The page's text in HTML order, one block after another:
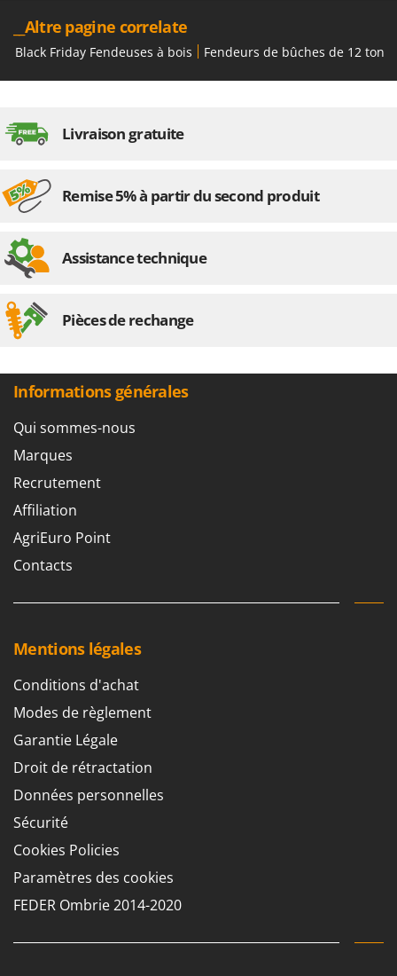
Smeg
Snapper
Spiralmac
Spyro
Stiga
Stocker
T
TecnoGen
Tellarini Pompe
Telwin
Tenco
Tineco
Titania
Tornado
Tre Spade
Troy-Bilt
U
Unger
V
Verdemax
Vesco
Volpi
W
Waldner
Weber
__Altre pagine correlate
Black Friday Fendeuses à bois Fendeurs de bûches de 12
Livraison gratuite
Remise 5% à partir du second produit
Assistance technique
Pièces de rechange
Informations générales
Qui sommes-nous
Marques
Recrutement
Affiliation
AgriEuro Point
Contacts
Mentions légales
Conditions d'achat
Modes de règlement
Garantie Légale
Droit de rétractation
Données personnelles
Sécurité
Cookies Policies
Paramètres des cookies
FEDER Ombrie 2014-2020